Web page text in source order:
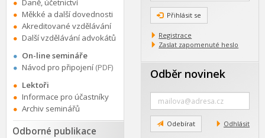
Daně, účetnictví
Měkké a další dovednosti
Akreditované vzdělávání
Další vzdělávání advokátů
On-line semináře
Návod pro připojení (PDF)
Lektoři
Informace pro účastníky
Archiv seminářů
Odborné publikace
Přihlásit se
Registrace
Zaslat zapomenuté heslo
Odběr novinek
Zadejte
mail
Odebírat Odhlásit